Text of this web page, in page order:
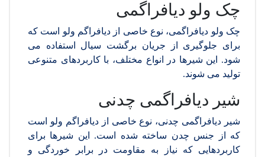
چک ولو دیافراگمی
چک ولو دیافراگمی، نوع خاصی از دیافراگم ولو است که
برای جلوگیری از جریان برگشت سیال استفاده می
شود. این شیرها در انواع مختلف، با کاربردهای متنوعی
تولید می شوند.
شیر دیافراگمی چدنی
شیر دیافراگمی چدنی، نوع خاصی از دیافراگم ولو است
که از جنس چدن ساخته شده است. این شیرها برای
کاربردهایی که نیاز به مقاومت در برابر خوردگی و